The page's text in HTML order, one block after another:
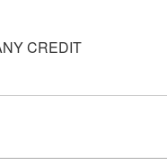
CREDIT